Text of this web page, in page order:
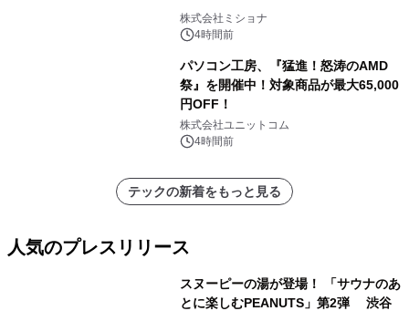
株式会社ミショナ
4時間前
パソコン工房、『猛進！怒涛のAMD
祭』を開催中！対象商品が最大65,000
円OFF！
株式会社ユニットコム
4時間前
テックの新着をもっと見る
人気のプレスリリース
スヌーピーの湯が登場！ 「サウナのあ
とに楽しむPEANUTS」第2弾 渋谷